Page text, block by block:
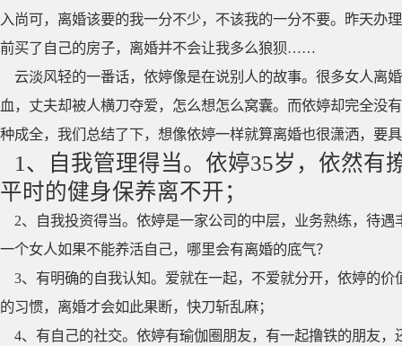
入尚可，离婚该要的我一分不少，不该我的一分不要。昨天
前买了自己的房子，离婚并不会让我多么狼狈……
云淡风轻的一番话，依婷像是在说别人的故事。很多女人离
血，丈夫却被人横刀夺爱，怎么想怎么窝囊。而依婷却完全没
种成全，我们总结了下，想像依婷一样就算离婚也很潇洒，要
1、自我管理得当。依婷35岁，依然有
平时的健身保养离不开；
2、自我投资得当。依婷是一家公司的中层，业务熟练，待
一个女人如果不能养活自己，哪里会有离婚的底气？
3、有明确的自我认知。爱就在一起，不爱就分开，依婷的
的习惯，离婚才会如此果断，快刀斩乱麻；
4、有自己的社交。依婷有瑜伽圈朋友，有一起撸铁的朋友